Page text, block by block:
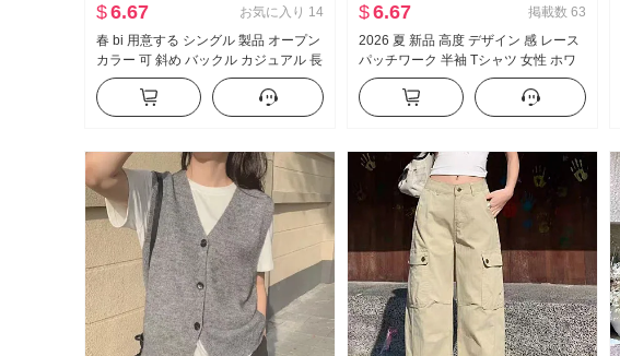
$6.67 お気に入り 14
春 bi 用意する シングル 製品 オープン
カラー 可 斜め バックル カジュアル 長
袖 ブルー シャツ 婦人服 トップス
$6.67 掲載数 63
2026 夏 新品 高度 デザイン 感 レース
パッチワーク 半袖 Tシャツ 女性 ホワ
イト 万能 洋気 ファンキー トップス